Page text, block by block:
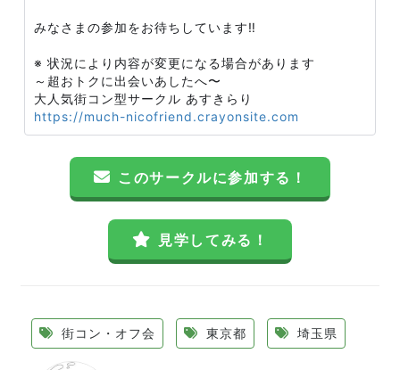
みなさまの参加をお待ちしています‼️
※ 状況により内容が変更になる場合があります
～超おトクに出会いあしたへ〜
大人気街コン型サークル あすきらり
https://much-nicofriend.crayonsite.com
このサークルに参加する！
見学してみる！
街コン・オフ会 東京都 埼玉県